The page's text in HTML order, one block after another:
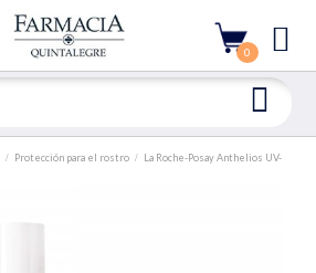
0
Protección para el rostro
La Roche-Posay Anthelios UV-